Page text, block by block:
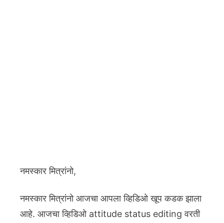
नमस्कार मित्रांनो,
नमस्कार मित्रांनो आजचा आपला व्हिडिओ खूप कडक झाला
आहे. आजचा व्हिडिओ attitude status editing वरती